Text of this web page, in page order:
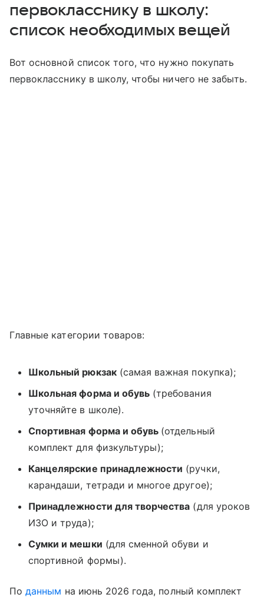
первокласснику в школу:
список необходимых вещей
Вот основной список того, что нужно покупать
первокласснику в школу, чтобы ничего не забыть.
Главные категории товаров:
Школьный рюкзак(самая важная покупка);
Школьная форма и обувь (требования
уточняйте в школе).
Спортивная форма и обувь (отдельный
комплект для физкультуры);
Канцелярские принадлежности (ручки,
карандаши, тетради и многое другое);
Принадлежности для творчества (для уроков
ИЗО и труда);
Сумки и мешки (для сменной обуви и
спортивной формы).
Поданным на июнь 2026 года, полный комплект